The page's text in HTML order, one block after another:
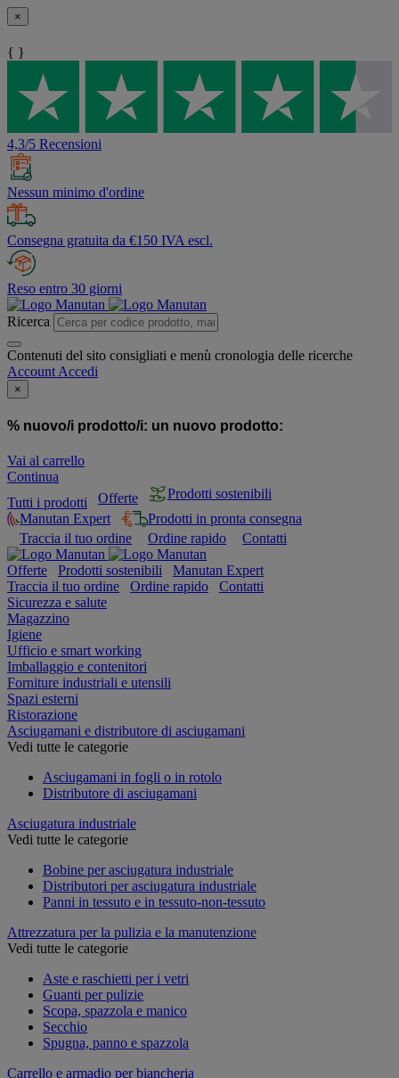
×
{ }
4,3/5 Recensioni
Nessun minimo d'ordine
Consegna gratuita da €150 IVA escl.
Reso entro 30 giorni
Ricerca
Contenuti del sito consigliati e menù cronologia delle ricerche
Account Accedi
×
% nuovo/i prodotto/i: un nuovo prodotto:
Vai al carrello
Continua
Tutti i prodotti
Offerte
Prodotti sostenibili
Manutan Expert
Prodotti in pronta consegna
Traccia il tuo ordine
Ordine rapido Contatti
Offerte Prodotti sostenibili
Manutan Expert
Traccia il tuo ordine
Ordine rapido
Contatti
Sicurezza e salute
Magazzino
Igiene
Ufficio e smart working
Imballaggio e contenitori
Forniture industriali e utensili
Spazi esterni
Ristorazione
Asciugamani e distributore di asciugamani
Vedi tutte le categorie
Asciugamani in fogli o in rotolo
Distributore di asciugamani
Asciugatura industriale
Vedi tutte le categorie
Bobine per asciugatura industriale
Distributori per asciugatura industriale
Panni in tessuto e in tessuto-non-tessuto
Attrezzatura per la pulizia e la manutenzione
Vedi tutte le categorie
Aste e raschietti per i vetri
Guanti per pulizie
Scopa, spazzola e manico
Secchio
Spugna, panno e spazzola
Carrello e armadio per biancheria